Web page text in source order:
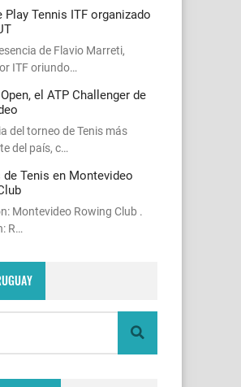
Play Tennis ITF organizado
de Flavio Marreti,
ITF oriundo…
el ATP Challenger de
del torneo de Tenis más
del país, c…
de Tenis en Montevideo
Montevideo Rowing Club .
R…